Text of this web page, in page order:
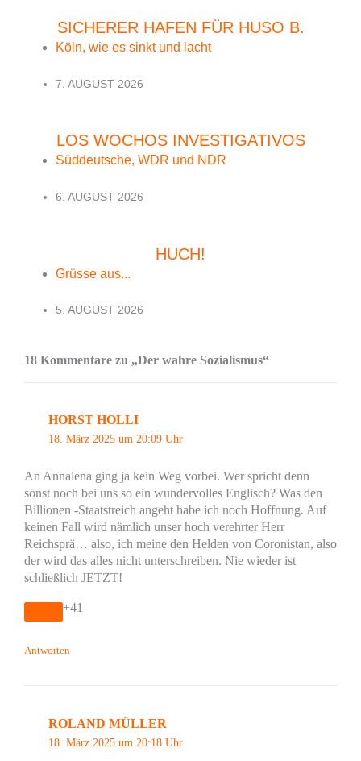
SICHERER HAFEN FÜR HUSO B.
Köln, wie es sinkt und lacht
7. AUGUST 2026
LOS WOCHOS INVESTIGATIVOS
Süddeutsche, WDR und NDR
6. AUGUST 2026
HUCH!
Grüsse aus...
5. AUGUST 2026
18 Kommentare zu „Der wahre Sozialismus“
HORST HOLLI
18. März 2025 um 20:09 Uhr
An Annalena ging ja kein Weg vorbei. Wer spricht denn
sonst noch bei uns so ein wundervolles Englisch? Was den
Billionen -Staatstreich angeht habe ich noch Hoffnung. Auf
keinen Fall wird nämlich unser hoch verehrter Herr
Reichsprä… also, ich meine den Helden von Coronistan, also
der wird das alles nicht unterschreiben. Nie wieder ist
schließlich JETZT!
+41
Antworten
ROLAND MÜLLER
18. März 2025 um 20:18 Uhr